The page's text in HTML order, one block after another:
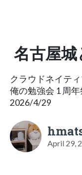
名古屋
クラウドネイテ
俺の勉強会 1 周年
2026/4/29
April 29,